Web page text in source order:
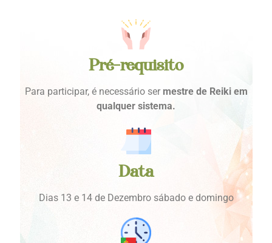
Pré-requisito
Para participar, é necessário ser mestre de Reiki em
qualquer sistema.
Data
Dias 13 e 14 de Dezembro sábado e domingo